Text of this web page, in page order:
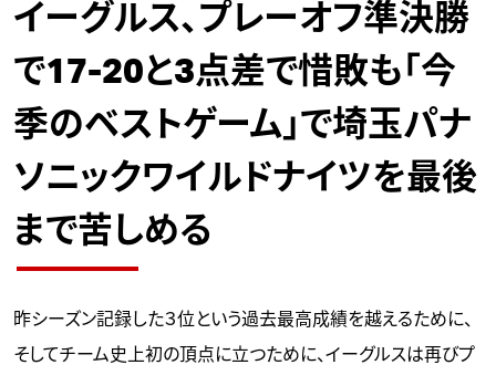
イーグルス、プレーオフ準決勝
で17-20と3点差で惜敗も「今
季のベストゲーム」で埼玉パナ
ソニックワイルドナイツを最後
まで苦しめる
昨シーズン記録した３位という過去最高成績を越えるために、
そしてチーム史上初の頂点に立つために、イーグルスは再びプ